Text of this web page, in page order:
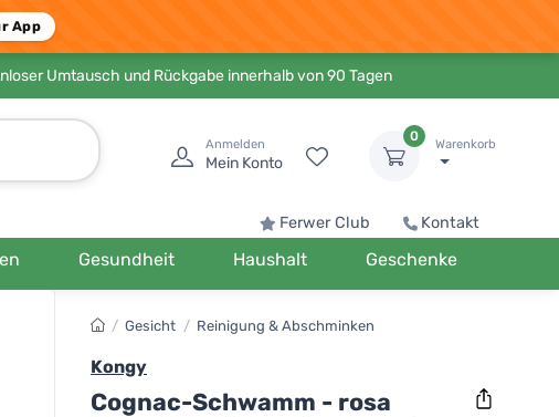
App
Umtausch und Rückgabe innerhalb von 90 Tagen
Anmelden
Mein Konto
0
Warenkorb
Ferwer Club Kontakt
Gesundheit Haushalt Geschenke
/ Gesicht / Reinigung & Abschminken
Kongy
Cognac-Schwamm - rosa